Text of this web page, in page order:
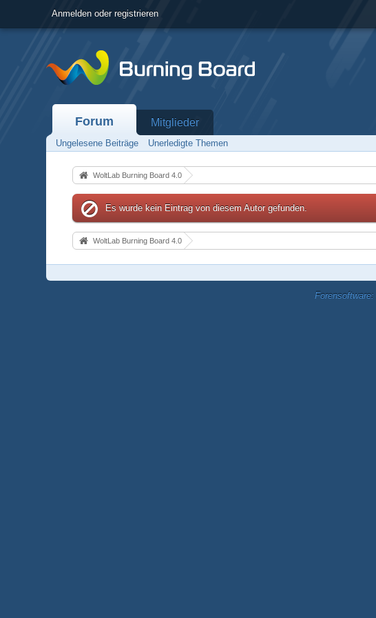
Anmelden oder registrieren
Forum Mitglieder
Ungelesene Beiträge Unerledigte Themen
WoltLab Burning Board 4.0
Es wurde kein Eintrag von diesem Autor gefunden.
WoltLab Burning Board 4.0
Forensoftware: